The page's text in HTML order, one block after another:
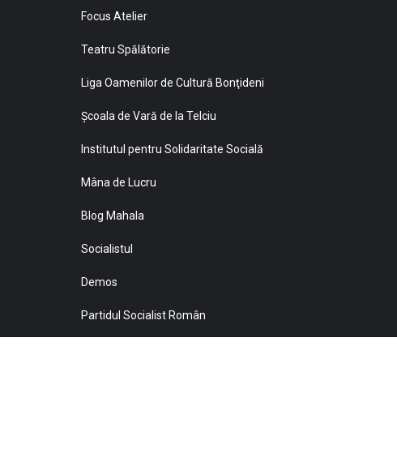
Focus Atelier
Teatru Spălătorie
Liga Oamenilor de Cultură Bonţideni
Şcoala de Vară de la Telciu
Institutul pentru Solidaritate Socială
Mâna de Lucru
Blog Mahala
Socialistul
Demos
Partidul Socialist Român